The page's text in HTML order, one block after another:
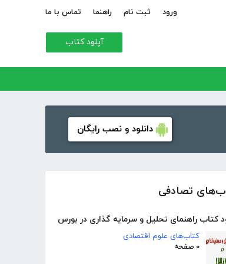
ورود ثبت نام راهنما تماس با ما
آپلود کتاب
دانلود و نصب رایگان
تصادفی
کتاب راهنمای تحلیل و سرمایه گذاری در بورس
کتاب‌های علوم اقتصادی
۰ صفحه